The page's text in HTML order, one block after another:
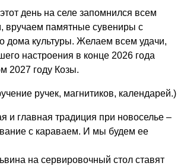
день на селе запомнился всем
вручаем памятные сувениры с
дома культуры. Желаем всем удачи,
настроения в конце 2026 года
2027 году Козы.
ручек, магнитиков, календарей.)
и главная традиция при новоселье –
с караваем. И мы будем ее
на сервировочный стол ставят